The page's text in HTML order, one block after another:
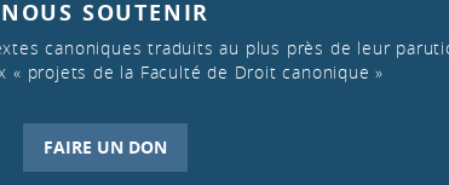
NOUS SOUTENIR
canoniques traduits au plus près de leur
« projets de la Faculté de Droit canonique »
FAIRE UN DON